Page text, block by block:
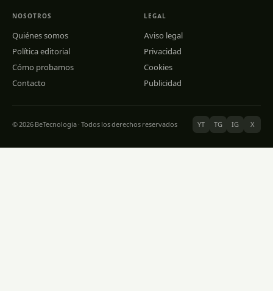
NOSOTROS
Quiénes somos
Política editorial
Cómo probamos
Contacto
LEGAL
Aviso legal
Privacidad
Cookies
Publicidad
© 2026 BeTecnologia · Todos los derechos reservados YT TG IG X